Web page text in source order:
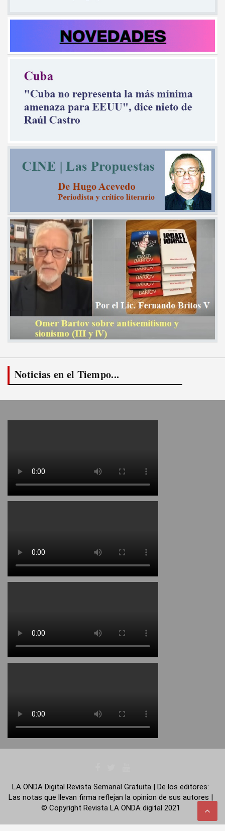
Noticias en el Tiempo...
LA ONDA Digital Revista Semanal Gratuita | De los editores:
Las notas que llevan firma reflejan la opinion de sus autores |
© Copyright Revista LA ONDA digital 2021